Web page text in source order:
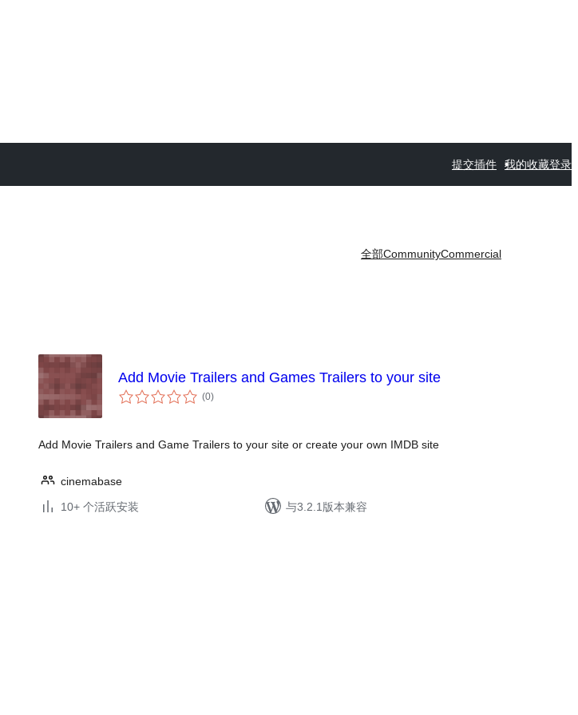
提交插件 我的收藏登录
全部CommunityCommercial
Add Movie Trailers and Games Trailers to your site
(0总
评)
Add Movie Trailers and Game Trailers to your site or create your own IMDB site
cinemabase
10+ 个活跃安装
与3.2.1版本兼容